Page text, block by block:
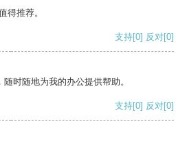
得推荐。
支持[0] 反对[0]
时随地为我的办公提供帮助。
支持[0] 反对[0]